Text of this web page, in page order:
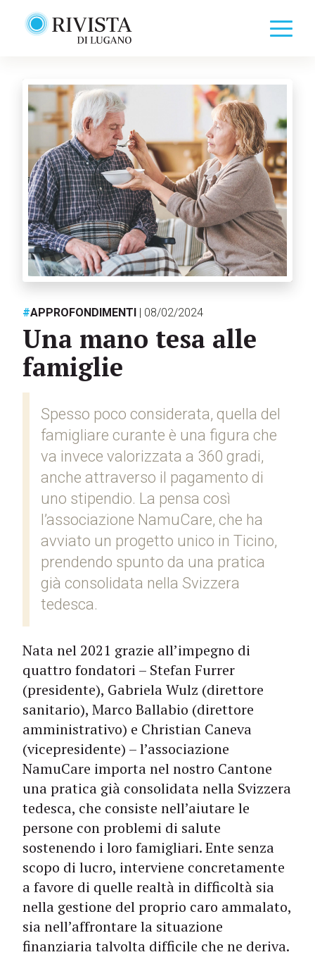
#APPROFONDIMENTI | 08/02/2024
Una mano tesa alle
famiglie
Spesso poco considerata, quella del
famigliare curante è una figura che
va invece valorizzata a 360 gradi,
anche attraverso il pagamento di
uno stipendio. La pensa così
l’associazione NamuCare, che ha
avviato un progetto unico in Ticino,
prendendo spunto da una pratica
già consolidata nella Svizzera
tedesca.
Nata nel 2021 grazie all’impegno di
quattro fondatori – Stefan Furrer
(presidente), Gabriela Wulz (direttore
sanitario), Marco Ballabio (direttore
amministrativo) e Christian Caneva
(vicepresidente) – l’associazione
NamuCare importa nel nostro Cantone
una pratica già consolidata nella Svizzera
tedesca, che consiste nell’aiutare le
persone con problemi di salute
sostenendo i loro famigliari. Ente senza
scopo di lucro, interviene concretamente
a favore di quelle realtà in difficoltà sia
nella gestione del proprio caro ammalato,
sia nell’affrontare la situazione
finanziaria talvolta difficile che ne deriva.